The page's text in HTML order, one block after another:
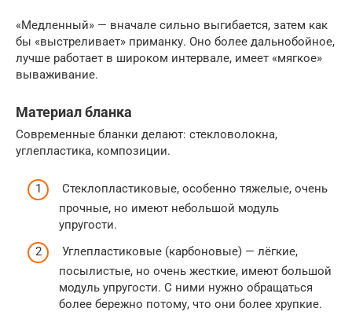
«Медленный» — вначале сильно выгибается, затем как
бы «выстреливает» приманку. Оно более дальнобойное,
лучше работает в широком интервале, имеет «мягкое»
вываживание.
Материал бланка
Современные бланки делают: стекловолокна,
углепластика, композиции.
Стеклопластиковые, особенно тяжелые, очень
прочные, но имеют небольшой модуль
упругости.
Углепластиковые (карбоновые) — лёгкие,
посылистые, но очень жесткие, имеют большой
модуль упругости. С ними нужно обращаться
более бережно потому, что они более хрупкие.